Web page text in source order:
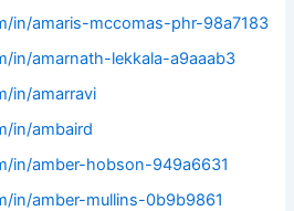
in/amaris-mccomas-phr-98a7183
in/amarnath-lekkala-a9aaab3
in/amarravi
in/ambaird
in/amber-hobson-949a6631
in/amber-mullins-0b9b9861